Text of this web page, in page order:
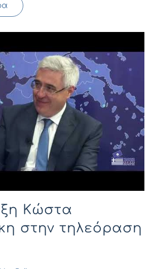
Κώστα
στην τηλεόραση